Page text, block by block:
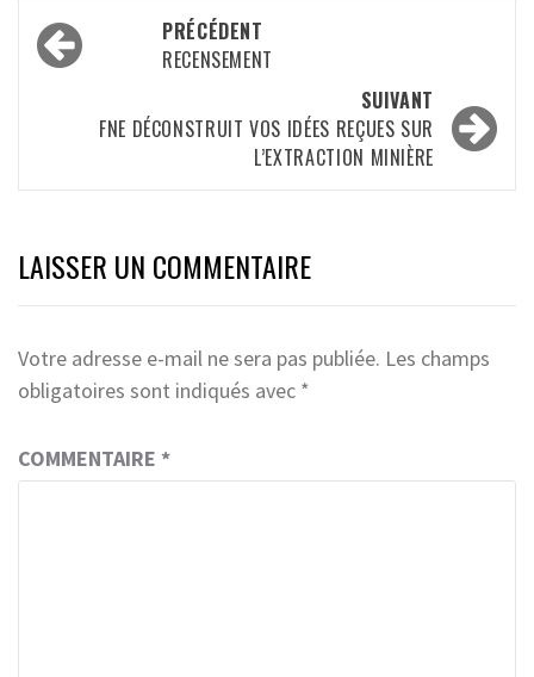
Navigation
d’article
PRÉCÉDENT
RECENSEMENT
SUIVANT
FNE DÉCONSTRUIT VOS IDÉES REÇUES SUR
L’EXTRACTION MINIÈRE
LAISSER UN COMMENTAIRE
Votre adresse e-mail ne sera pas publiée. Les champs
obligatoires sont indiqués avec *
COMMENTAIRE *